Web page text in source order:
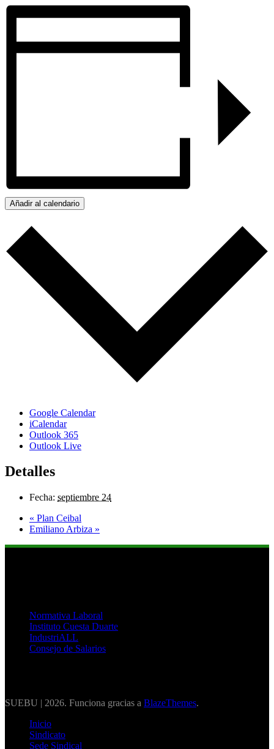
Añadir al calendario
Google Calendar
iCalendar
Outlook 365
Outlook Live
Detalles
Fecha: septiembre 24
« Plan Ceibal
Emiliano Arbiza »
Normativa Laboral
Instituto Cuesta Duarte
IndustriALL
Consejo de Salarios
SUEBU | 2026. Funciona gracias a BlazeThemes.
Inicio
Sindicato
Sede Sindical